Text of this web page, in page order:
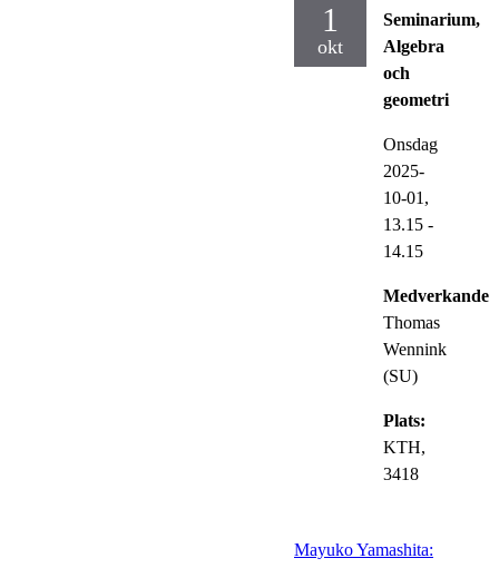
1
okt
Seminarium,
Algebra
och
geometri
Onsdag
2025-
10-01,
13.15 -
14.15
Medverkande:
Thomas
Wennink
(SU)
Plats:
KTH,
3418
Mayuko Yamashita: